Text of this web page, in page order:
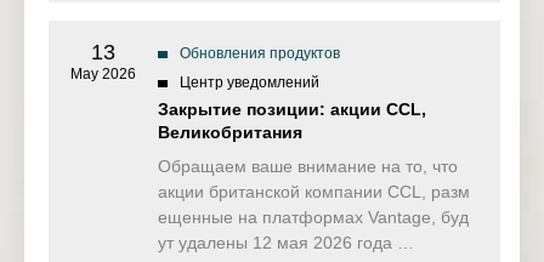
13
May 2026
Обновления продуктов
Центр уведомлений
Закрытие позиции: акции CCL,
Великобритания
Обращаем ваше внимание на то, что
акции британской компании CCL, разм
ещенные на платформах Vantage, буд
ут удалены 12 мая 2026 года …